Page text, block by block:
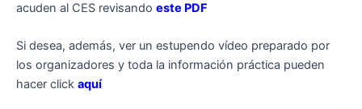
acuden al CES revisando este PDF
Si desea, además, ver un estupendo vídeo preparado por
los organizadores y toda la información práctica pueden
hacer click aquí